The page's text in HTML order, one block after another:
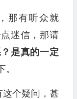
那有听众就
迷信，那请
是真的一定
这个疑问，甚